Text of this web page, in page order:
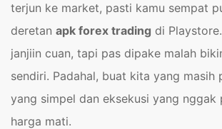
terjun ke market, pasti kamu sempat
deretan apk forex trading di
janjiin cuan, tapi pas dipake malah
sendiri. Padahal, buat kita yang masih
yang simpel dan eksekusi yang nggak
harga mati.